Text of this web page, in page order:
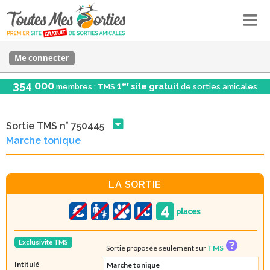
Me connecter
354 000 membres : TMS 1er site gratuit de sorties amicales
Sortie TMS n° 750445
Marche tonique
LA SORTIE
Exclusivité TMS
Sortie proposée seulement sur TMS
Intitulé
Marche tonique